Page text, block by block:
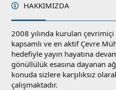
HAKKIMIZDA
2008 yılında kurulan çevrimiçi
kapsamlı ve en aktif Çevre
hedefiyle yayın hayatına
gönüllülük esasına dayanan
konuda sizlere karşılıksız
çalışmaktadır.